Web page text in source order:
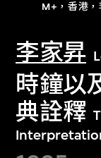
M+，香港
李家昇
時鐘以
典詮釋